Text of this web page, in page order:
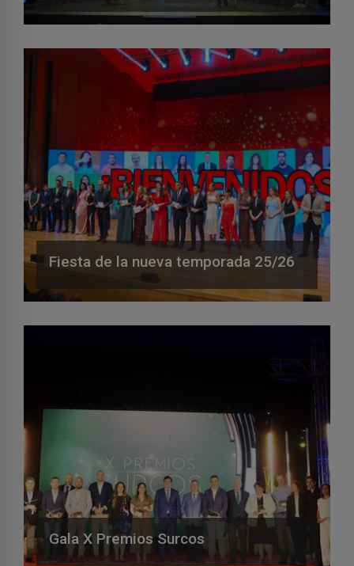
Fiesta de la nueva temporada 25/26
Gala X Premios Surcos